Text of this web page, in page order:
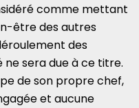
comme mettant
être des autres
des
sera due à ce titre.
de son propre chef,
et aucune